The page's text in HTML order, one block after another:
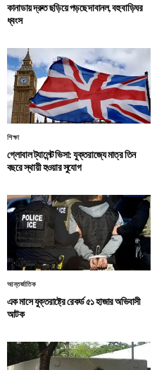
কানাডায় দ্রুত ছড়িয়ে পড়ছে দাবানল, বহু বাড়িঘর
ধ্বংস
শিক্ষা
গ্লোবাল ট্যালেন্ট ভিসা: যুক্তরাজ্যে মাত্র তিন
বছরে স্থায়ী হওয়ার সুযোগ
আন্তর্জাতিক
এক মাসে যুক্তরাষ্ট্রে রেকর্ড ৫১ হাজার অভিবাসী
আটক